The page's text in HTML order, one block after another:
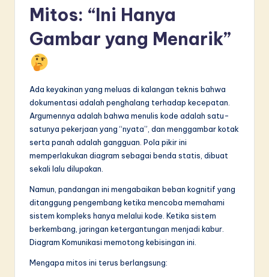
Mitos: “Ini Hanya
Gambar yang Menarik”
Ada keyakinan yang meluas di kalangan teknis bahwa
dokumentasi adalah penghalang terhadap kecepatan.
Argumennya adalah bahwa menulis kode adalah satu-
satunya pekerjaan yang “nyata”, dan menggambar kotak
serta panah adalah gangguan. Pola pikir ini
memperlakukan diagram sebagai benda statis, dibuat
sekali lalu dilupakan.
Namun, pandangan ini mengabaikan beban kognitif yang
ditanggung pengembang ketika mencoba memahami
sistem kompleks hanya melalui kode. Ketika sistem
berkembang, jaringan ketergantungan menjadi kabur.
Diagram Komunikasi memotong kebisingan ini.
Mengapa mitos ini terus berlangsung: